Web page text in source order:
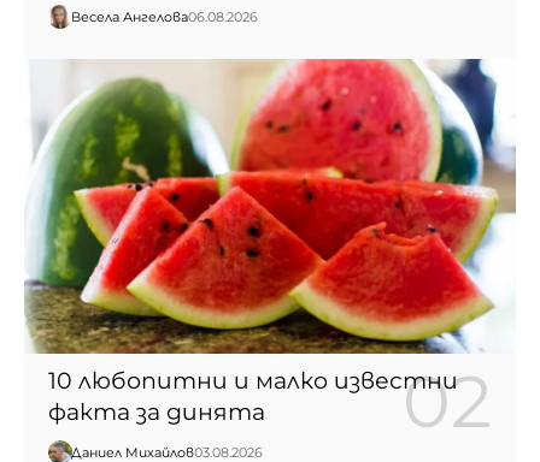
Весела Ангелова06.08.2026
10 любопитни и малко известни
факта за динята
Даниел Михайлов03.08.2026